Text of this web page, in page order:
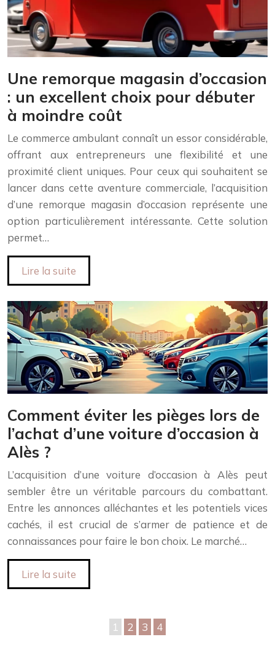
Une remorque magasin d’occasion
: un excellent choix pour débuter
à moindre coût
Le commerce ambulant connaît un essor considérable,
offrant aux entrepreneurs une flexibilité et une
proximité client uniques. Pour ceux qui souhaitent se
lancer dans cette aventure commerciale, l’acquisition
d’une remorque magasin d’occasion représente une
option particulièrement intéressante. Cette solution
permet…
Lire la suite
Comment éviter les pièges lors de
l’achat d’une voiture d’occasion à
Alès ?
L’acquisition d’une voiture d’occasion à Alès peut
sembler être un véritable parcours du combattant.
Entre les annonces alléchantes et les potentiels vices
cachés, il est crucial de s’armer de patience et de
connaissances pour faire le bon choix. Le marché…
Lire la suite
1 2 3 4